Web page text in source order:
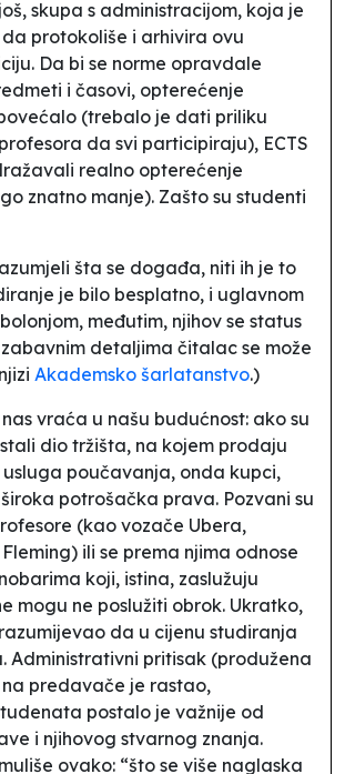
skupa s administracijom, koja je
protokoliše i arhivira ovu
Da bi se norme opravdale
i časovi, opterećenje
(trebalo je dati priliku
da svi participiraju), ECTS
realno opterećenje
znatno manje). Zašto su studenti
šta se događa, niti ih je to
je bilo besplatno, i uglavnom
bolonjom, međutim, njihov se status
detaljima čitalac se može
Akademsko šarlatanstvo.)
vraća u našu budućnost: ako su
dio tržišta, na kojem prodaju
usluga poučavanja, onda kupci,
potrošačka prava. Pozvani su
(kao vozače Ubera,
ili se prema njima odnose
koji, istina, zaslužuju
mogu ne poslužiti obrok. Ukratko,
da u cijenu studiranja
Administrativni pritisak (produžena
predavače je rastao,
postalo je važnije od
i njihovog stvarnog znanja.
ovako: “što se više naglaska